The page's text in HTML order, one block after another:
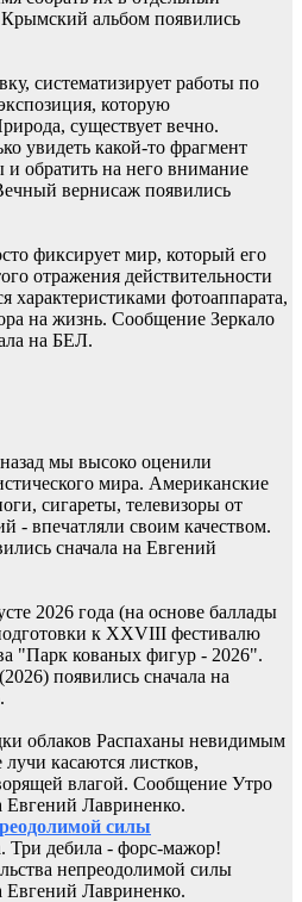
альбом появились
систематизирует работы по
которую
существует вечно.
увидеть какой-то фрагмент
и обратить на него внимание
вернисаж появились
фиксирует мир, который его
отражения действительности
характеристиками фотоаппарата,
на жизнь. Сообщение Зеркало
на БЕЛ.
мы высоко оценили
мира. Американские
сигареты, телевизоры от
- впечатляли своим качеством.
сначала на Евгений
2026 года (на основе баллады
к XXVIII фестивалю
"Парк кованых фигур - 2026".
появились сначала на
облаков Распаханы невидимым
касаются листков,
влагой. Сообщение Утро
Евгений Лавриненко.
силы
Три дебила - форс-мажор!
непреодолимой силы
Евгений Лавриненко.